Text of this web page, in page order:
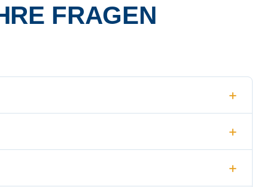
FRAGEN